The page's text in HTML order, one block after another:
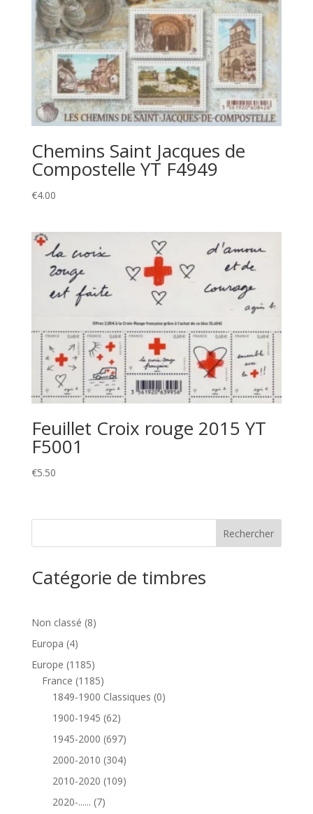
Chemins Saint Jacques de
Compostelle YT F4949
€4.00
Feuillet Croix rouge 2015 YT
F5001
€5.50
Catégorie de timbres
Non classé 88
Europa 44
produits
Europe 11851185
produits
France 11851185
produits
1849-1900 Classiques 00
1900-1945 6262
produits
1945-2000 697697
produits
2000-2010 304304
produits
2010-2020 109109
2020-...... 77